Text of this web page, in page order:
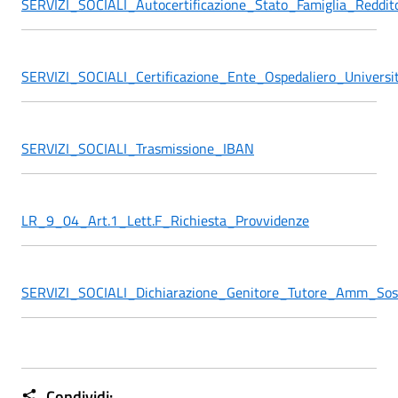
SERVIZI_SOCIALI_Trasmissione_IBAN
LR_9_04_Art.1_Lett.F_Richiesta_Provvidenze